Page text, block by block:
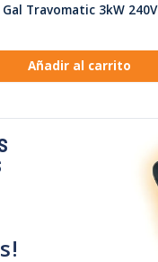
Travomatic 3kW 240V
Añadir al carrito